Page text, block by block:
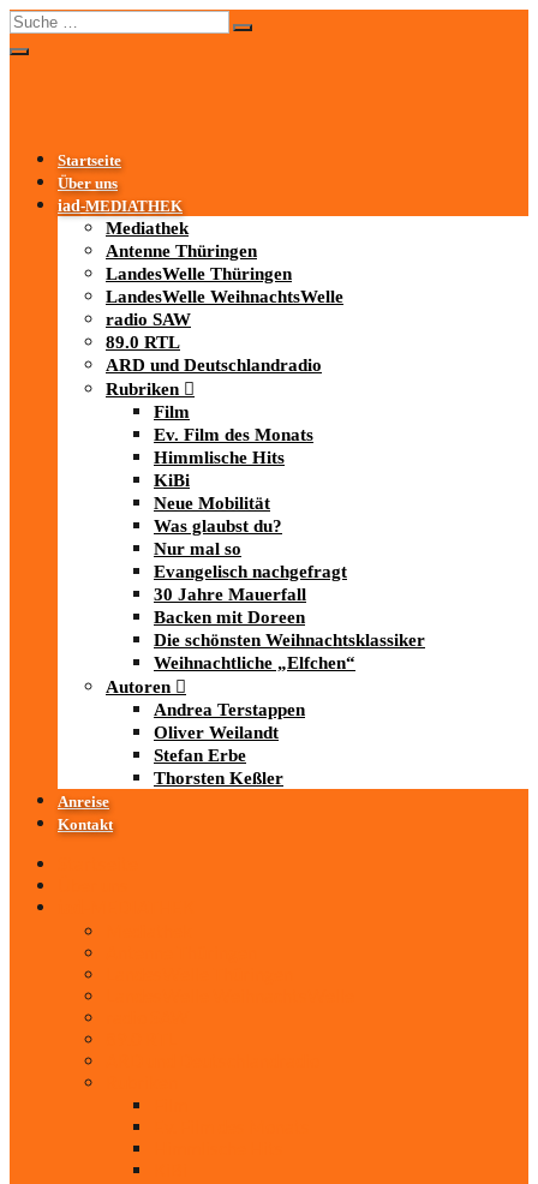
Startseite
Über uns
iad-MEDIATHEK
Mediathek
Antenne Thüringen
LandesWelle Thüringen
LandesWelle WeihnachtsWelle
radio SAW
89.0 RTL
ARD und Deutschlandradio
Rubriken
Film
Ev. Film des Monats
Himmlische Hits
KiBi
Neue Mobilität
Was glaubst du?
Nur mal so
Evangelisch nachgefragt
30 Jahre Mauerfall
Backen mit Doreen
Die schönsten Weihnachtsklassiker
Weihnachtliche „Elfchen“
Autoren
Andrea Terstappen
Oliver Weilandt
Stefan Erbe
Thorsten Keßler
Anreise
Kontakt